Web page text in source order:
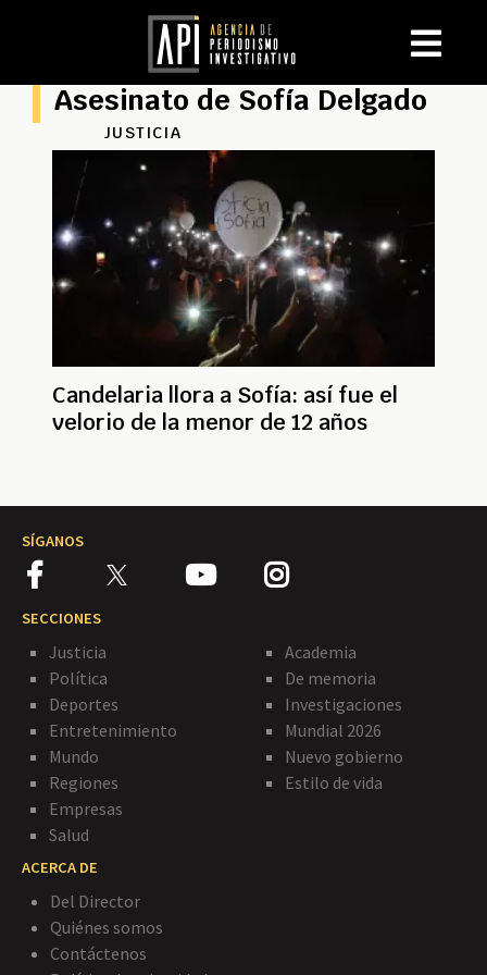
Asesinato de Sofía Delgado
JUSTICIA
Candelaria llora a Sofía: así fue el
velorio de la menor de 12 años
SÍGANOS
SECCIONES
Justicia
Política
Deportes
Entretenimiento
Mundo
Regiones
Empresas
Salud
Academia
De memoria
Investigaciones
Mundial 2026
Nuevo gobierno
Estilo de vida
ACERCA DE
Del Director
Quiénes somos
Contáctenos